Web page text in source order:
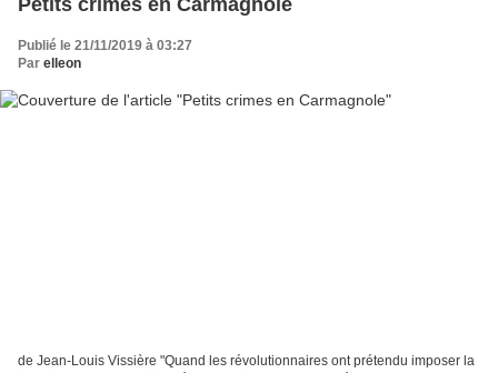
Petits crimes en Carmagnole
Publié le 21/11/2019 à 03:27
Par elleon
de Jean-Louis Vissière "Quand les révolutionnaires ont prétendu imposer la